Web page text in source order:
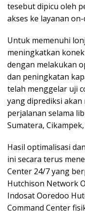
tesebut dipicu oleh
akses ke layanan on-
Untuk memenuhi
meningkatkan
dengan melakukan
dan peningkatan
telah menggelar uji
yang diprediksi
perjalanan selama
Sumatera,
Hasil optimalisasi
ini secara terus
Center 24/7 yang
Hutchison Network
Indosat Ooredoo
Command Center